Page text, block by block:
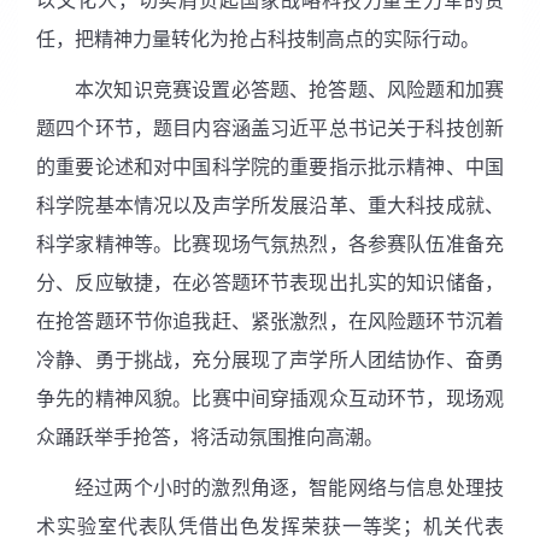
任，把精神力量转化为抢占科技制高点的实际行动。
本次知识竞赛设置必答题、抢答题、风险题和加赛
题四个环节，题目内容涵盖习近平总书记关于科技创新
的重要论述和对中国科学院的重要指示批示精神、中国
科学院基本情况以及声学所发展沿革、重大科技成就、
科学家精神等。比赛现场气氛热烈，各参赛队伍准备充
分、反应敏捷，在必答题环节表现出扎实的知识储备，
在抢答题环节你追我赶、紧张激烈，在风险题环节沉着
冷静、勇于挑战，充分展现了声学所人团结协作、奋勇
争先的精神风貌。比赛中间穿插观众互动环节，现场观
众踊跃举手抢答，将活动氛围推向高潮。
经过两个小时的激烈角逐，智能网络与信息处理技
术实验室代表队凭借出色发挥荣获一等奖；机关代表